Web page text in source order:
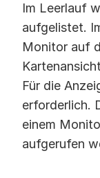
Im Leerlauf
aufgelistet.
Monitor auf
Für die
erforderlich.
einem
aufgerufen